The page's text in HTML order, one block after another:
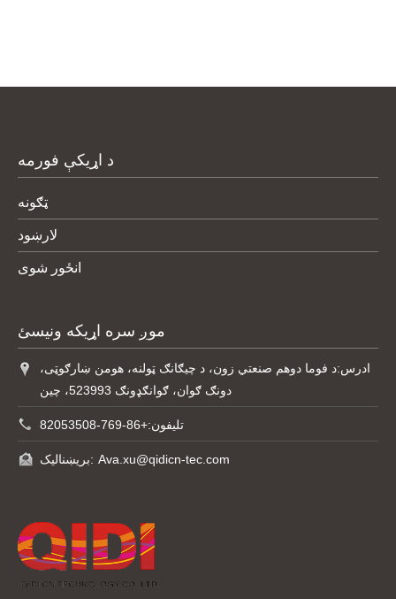
د اړیکې فورمه
ټګونه
لارښود
انځور شوی
موږ سره اړیکه ونیسئ
ادرس:د فوما دوهم صنعتي زون، د چیګانګ ټولنه، هومن ښارګوټی،
دونګ ګوان، ګوانګډونګ 523993، چین
تلیفون:+86-769-82053508
بریښنالیک: Ava.xu@qidicn-tec.com